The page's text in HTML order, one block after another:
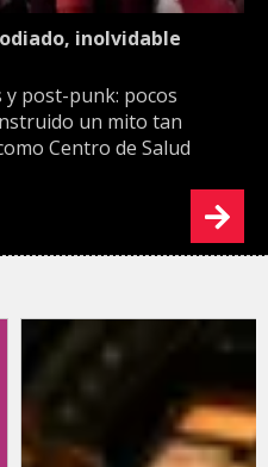
inolvidable
y post-punk: pocos
un mito tan
Centro de Salud